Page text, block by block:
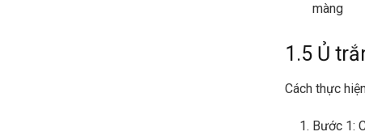
màng
1.5 Ủ
Cách thực
Bước 1: